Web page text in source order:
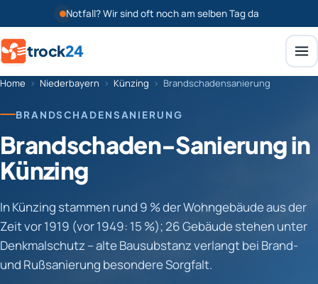
Notfall? Wir sind oft noch am selben Tag da
trock24
Home › Niederbayern › Künzing › Brandschadensanierung
BRANDSCHADENSANIERUNG
Brandschaden-Sanierung in
Künzing
In Künzing stammen rund 9 % der Wohngebäude aus der
Zeit vor 1919 (vor 1949: 15 %); 26 Gebäude stehen unter
Denkmalschutz – alte Bausubstanz verlangt bei Brand-
und Rußsanierung besondere Sorgfalt.